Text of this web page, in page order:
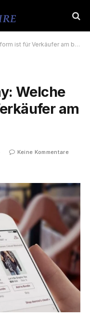
ist für Verkäufer am besten?
Welche
am
Keine Kommentare